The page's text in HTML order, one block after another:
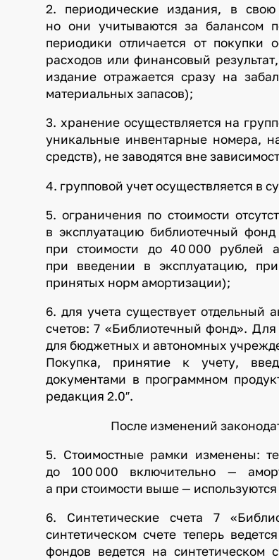
2. периодические издания, в
но они учитываются за балансом
периодики отличается от покупки
расходов или финансовый
издание отражается сразу на
материальных запасов);
3. хранение осуществляется на
уникальные инвентарные номера,
средств), не заводятся вне
4. групповой учет осуществляется в
5. ограничения по стоимости
в эксплуатацию библиотечный
при стоимости до 40 000 рублей
при введении в эксплуатацию,
принятых норм амортизации);
6. для учета существует отдельный
счетов: 7 «Библиотечный фонд». Для
для бюджетных и автономных
Покупка, принятие к учету,
документами в программном
редакция 2.0″.
После изменений
5. Стоимостные рамки изменены:
до 100 000 включительно —
а при стоимости выше —
6. Синтетические счета 7
синтетическом счете теперь
фондов ведется на